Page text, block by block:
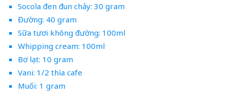
Socola đen đun chảy: 30 gram
Đường: 40 gram
Sữa tươi không đường: 100ml
Whipping cream: 100ml
Bơ lạt: 10 gram
Vani: 1/2 thìa cafe
Muối: 1 gram